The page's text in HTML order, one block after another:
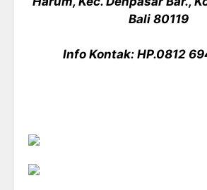
Bali 80119
Info Kontak: HP.0812